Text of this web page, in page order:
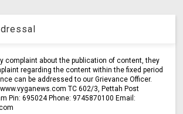
complaint about the publication of content, they
regarding the content within the fixed period
can be addressed to our Grievance Officer.
www.vyganews.com TC 602/3, Pettah Post
Pin: 695024 Phone: 9745870100 Email: